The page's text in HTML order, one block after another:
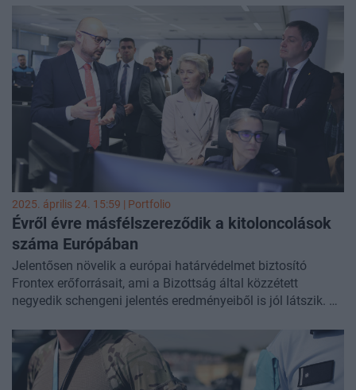
bűnszervezetek kivéreztetését és a csempészeknek bedőlő
emberek tájékoztatását célozzák. Az EU végrehajtó
szervének elnöke azonban nemcsak lezárná a törvénytelen
útvonalakat, hanem olyan hivatalos csatornákat is nyitna,
amelyen valóban szakképzett munkaerő áramolhatna
Európába, olyan távoli országokból is, mint India.
2025. április 24. 15:59 | Portfolio
Évről évre másfélszereződik a kitoloncolások
száma Európában
Jelentősen növelik a európai határvédelmet biztosító
Frontex erőforrásait, ami a Bizottság által közzétett
negyedik schengeni jelentés eredményeiből is jól látszik. A
alkalmazkodóképességre van szükség, így a digitalizáció
és a koordináció erősítése mellett gyorsított eljárási
rendszerek kialakítására is ígéretet tett Brüsszel.